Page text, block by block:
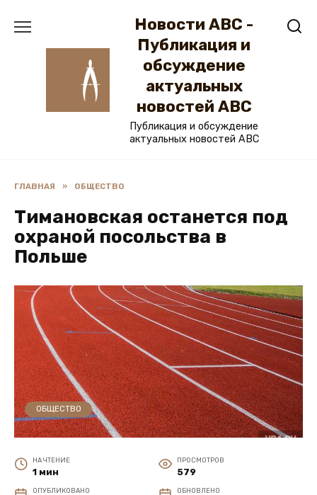
Новости ABC -
Публикация и
обсуждение
актуальных
новостей ABC
Публикация и обсуждение
актуальных новостей ABC
ГЛАВНАЯ » ОБЩЕСТВО
Тимановская останется под
охраной посольства в
Польше
ОБЩЕСТВО
НА ЧТЕНИЕ
1 мин
ПРОСМОТРОВ
579
ОПУБЛИКОВАНО ОБНОВЛЕНО